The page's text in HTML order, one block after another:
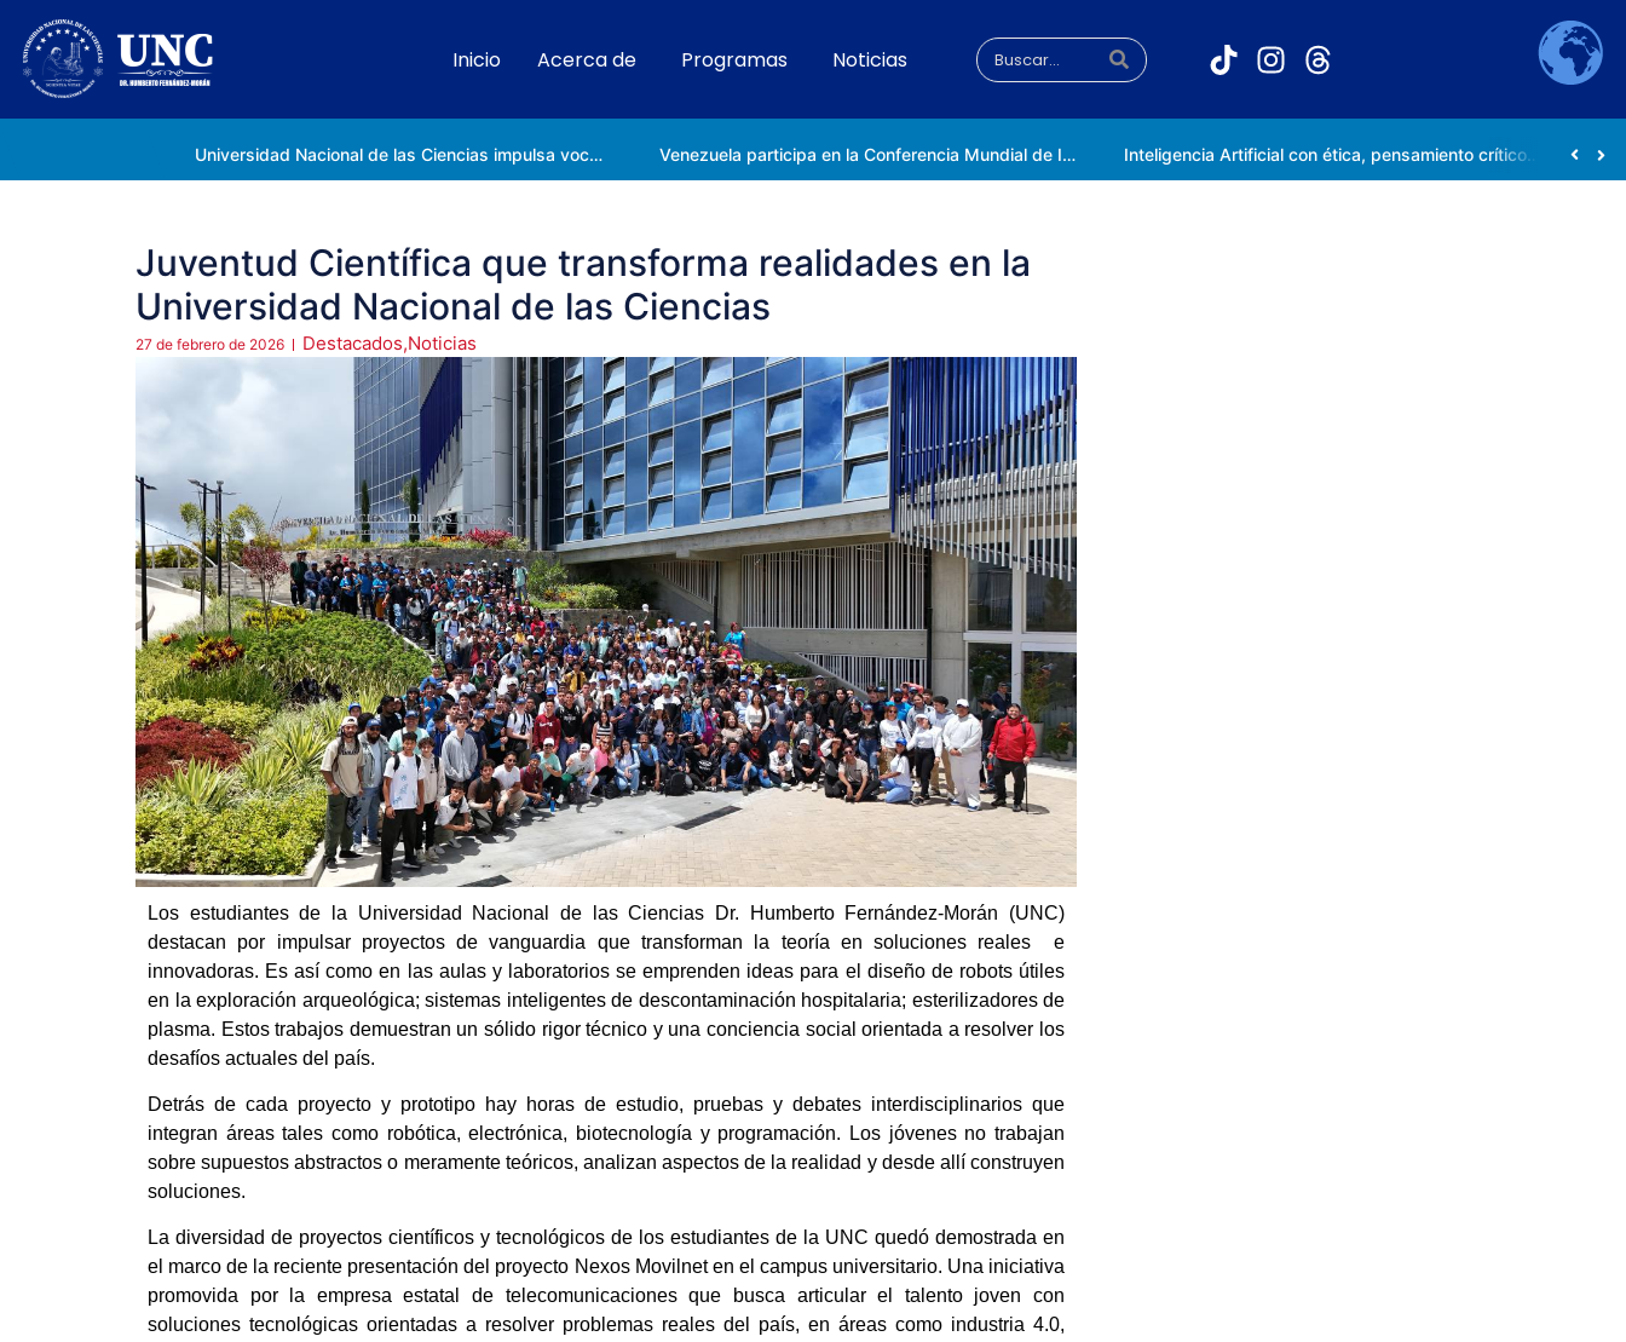
Inicio Acerca de Programas Noticias
Universidad Nacional de las Ciencias impulsa vocaciones científicas en la Expoferia de Oportunidades de Estudio 2026 Venezuela participa en la Conferencia Mundial de Inteligencia Artificial en Shanghái Inteligencia Artificial con ética, pensamiento crítico y compromiso social
Juventud Científica que transforma realidades en la
Universidad Nacional de las Ciencias
27 de febrero de 2026 Destacados,Noticias
Los estudiantes de la Universidad Nacional de las Ciencias Dr. Humberto Fernández-Morán (UNC)
destacan por impulsar proyectos de vanguardia que transforman la teoría en soluciones reales e
innovadoras. Es así como en las aulas y laboratorios se emprenden ideas para el diseño de robots útiles
en la exploración arqueológica; sistemas inteligentes de descontaminación hospitalaria; esterilizadores de
plasma. Estos trabajos demuestran un sólido rigor técnico y una conciencia social orientada a resolver los
desafíos actuales del país.
Detrás de cada proyecto y prototipo hay horas de estudio, pruebas y debates interdisciplinarios que
integran áreas tales como robótica, electrónica, biotecnología y programación. Los jóvenes no trabajan
sobre supuestos abstractos o meramente teóricos, analizan aspectos de la realidad y desde allí construyen
soluciones.
La diversidad de proyectos científicos y tecnológicos de los estudiantes de la UNC quedó demostrada en
el marco de la reciente presentación del proyecto Nexos Movilnet en el campus universitario. Una iniciativa
promovida por la empresa estatal de telecomunicaciones que busca articular el talento joven con
soluciones tecnológicas orientadas a resolver problemas reales del país, en áreas como industria 4.0,